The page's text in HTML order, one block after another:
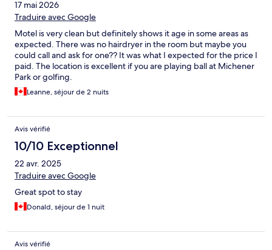
17 mai 2026
Traduire avec Google
Motel is very clean but definitely shows it age in some areas as
expected. There was no hairdryer in the room but maybe you
could call and ask for one?? It was what I expected for the price I
paid. The location is excellent if you are playing ball at Michener
Park or golfing.
Leanne, séjour de 2 nuits
Avis vérifié
10/10 Exceptionnel
22 avr. 2025
Traduire avec Google
Great spot to stay
Donald, séjour de 1 nuit
Avis vérifié